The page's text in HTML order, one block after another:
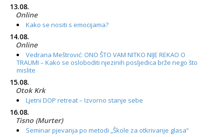
13.08.
Online
Kako se nositi s emocijama?
14.08.
Online
Vedrana Meštrović: ONO ŠTO VAM NITKO NIJE REKAO O
TRAUMI – Kako se osloboditi njezinih posljedica brže nego što
mislite
15.08.
Otok Krk
Ljetni DOP retreat – Izvorno stanje sebe
16.08.
Tisno (Murter)
Seminar pjevanja po metodi „Škole za otkrivanje glasa“